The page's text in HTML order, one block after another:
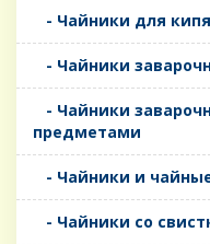
- Чайники для
- Чайники
- Чайники
предметами
- Чайники и
- Чайники со